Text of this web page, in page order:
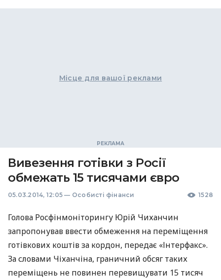
Місце для вашої реклами
Вивезення готівки з Росії
обмежать 15 тисячами євро
05.03.2014, 12:05 — Особисті фінанси 1528
Голова Росфінмоніторингу Юрій Чиханчин
запропонував ввести обмеження на переміщення
готівкових коштів за кордон, передає «Інтерфакс».
За словами Чіханчіна, граничний обсяг таких
переміщень не повинен перевищувати 15 тисяч